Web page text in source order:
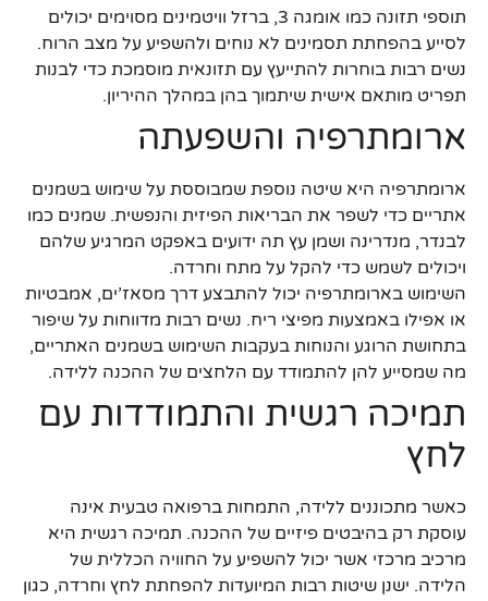
תוספי תזונה כמו אומגה 3, ברזל וויטמינים מסוימים יכולים
לסייע בהפחתת תסמינים לא נוחים ולהשפיע על מצב הרוח.
נשים רבות בוחרות להתייעץ עם תזונאית מוסמכת כדי לבנות
תפריט מותאם אישית שיתמוך בהן במהלך ההיריון.
ארומתרפיה והשפעתה
ארומתרפיה היא שיטה נוספת שמבוססת על שימוש בשמנים
אתריים כדי לשפר את הבריאות הפיזית והנפשית. שמנים כמו
לבנדר, מנדרינה ושמן עץ תה ידועים באפקט המרגיע שלהם
ויכולים לשמש כדי להקל על מתח וחרדה.
השימוש בארומתרפיה יכול להתבצע דרך מסאז’ים, אמבטיות
או אפילו באמצעות מפיצי ריח. נשים רבות מדווחות על שיפור
בתחושת הרוגע והנוחות בעקבות השימוש בשמנים האתריים,
מה שמסייע להן להתמודד עם הלחצים של ההכנה ללידה.
תמיכה רגשית והתמודדות עם
לחץ
כאשר מתכוננים ללידה, התמחות ברפואה טבעית אינה
עוסקת רק בהיבטים פיזיים של ההכנה. תמיכה רגשית היא
מרכיב מרכזי אשר יכול להשפיע על החוויה הכללית של
הלידה. ישנן שיטות רבות המיועדות להפחתת לחץ וחרדה, כגון